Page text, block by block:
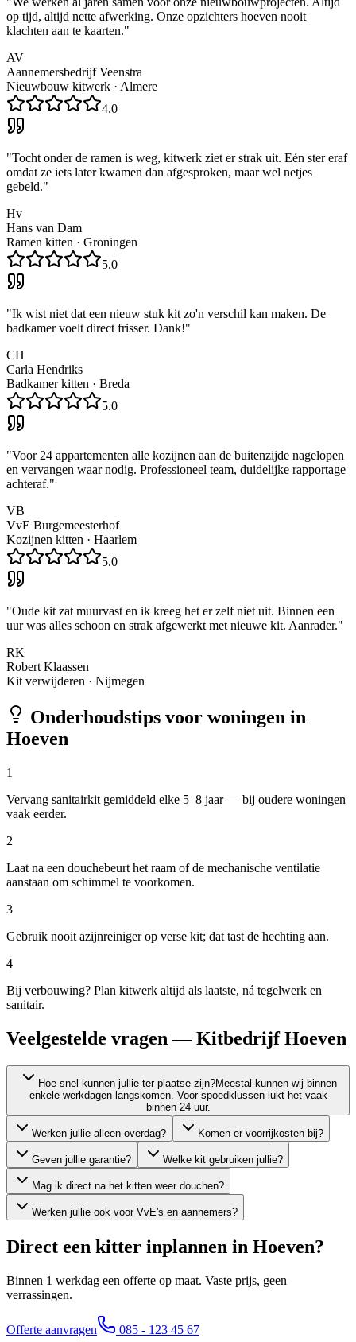
op tijd, altijd nette afwerking. Onze opzichters hoeven nooit
klachten aan te kaarten."
AV
Aannemersbedrijf Veenstra
Nieuwbouw kitwerk · Almere
4.0
"Tocht onder de ramen is weg, kitwerk ziet er strak uit. Eén ster eraf
omdat ze iets later kwamen dan afgesproken, maar wel netjes
gebeld."
Hv
Hans van Dam
Ramen kitten · Groningen
5.0
"Ik wist niet dat een nieuw stuk kit zo'n verschil kan maken. De
badkamer voelt direct frisser. Dank!"
CH
Carla Hendriks
Badkamer kitten · Breda
5.0
"Voor 24 appartementen alle kozijnen aan de buitenzijde nagelopen
en vervangen waar nodig. Professioneel team, duidelijke rapportage
achteraf."
VB
VvE Burgemeesterhof
Kozijnen kitten · Haarlem
5.0
"Oude kit zat muurvast en ik kreeg het er zelf niet uit. Binnen een
uur was alles schoon en strak afgewerkt met nieuwe kit. Aanrader."
RK
Robert Klaassen
Kit verwijderen · Nijmegen
Onderhoudstips voor woningen in
Hoeven
1
Vervang sanitairkit gemiddeld elke 5–8 jaar — bij oudere woningen
vaak eerder.
2
Laat na een douchebeurt het raam of de mechanische ventilatie
aanstaan om schimmel te voorkomen.
3
Gebruik nooit azijnreiniger op verse kit; dat tast de hechting aan.
4
Bij verbouwing? Plan kitwerk altijd als laatste, ná tegelwerk en
sanitair.
Veelgestelde vragen — Kitbedrijf Hoeven
Hoe snel kunnen jullie ter plaatse zijn?Meestal kunnen wij binnen
enkele werkdagen langskomen. Voor spoedklussen lukt het vaak
binnen 24 uur.
Werken jullie alleen overdag? Komen er voorrijkosten bij?
Geven jullie garantie? Welke kit gebruiken jullie?
Mag ik direct na het kitten weer douchen?
Werken jullie ook voor VvE's en aannemers?
Direct een kitter inplannen in Hoeven?
Binnen 1 werkdag een offerte op maat. Vaste prijs, geen
verrassingen.
Offerte aanvragen 085 - 123 45 67